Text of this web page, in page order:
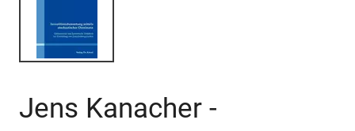
Jens Kanacher -